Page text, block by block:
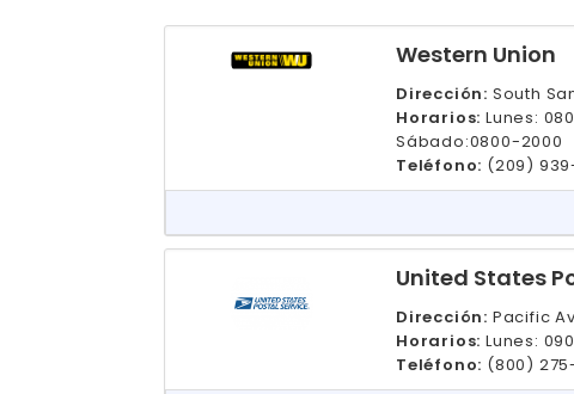
Western Union
Dirección: South
Horarios: Lunes:
Sábado:0800-2000
Teléfono: (209)
United States
Dirección: Pacific
Horarios: Lunes:
Teléfono: (800)